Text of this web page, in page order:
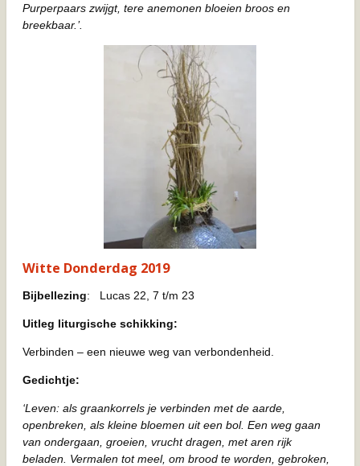
Purperpaars zwijgt, tere anemonen bloeien broos en
breekbaar.’.
Witte Donderdag 2019
Bijbellezing: Lucas 22, 7 t/m 23
Uitleg liturgische schikking:
Verbinden – een nieuwe weg van verbondenheid.
Gedichtje:
‘Leven: als graankorrels je verbinden met de aarde,
openbreken, als kleine bloemen uit een bol. Een weg gaan
van ondergaan, groeien, vrucht dragen, met aren rijk
beladen. Vermalen tot meel, om brood te worden, gebroken,